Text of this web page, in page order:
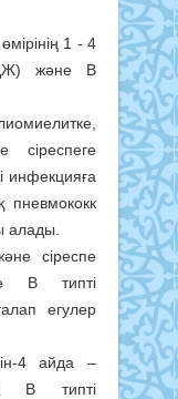
1 - 4
және В
сіреспеге
инфекцияға
пневмококк
алады.
сіреспе
В типті
егулер
4 айда –
В типті